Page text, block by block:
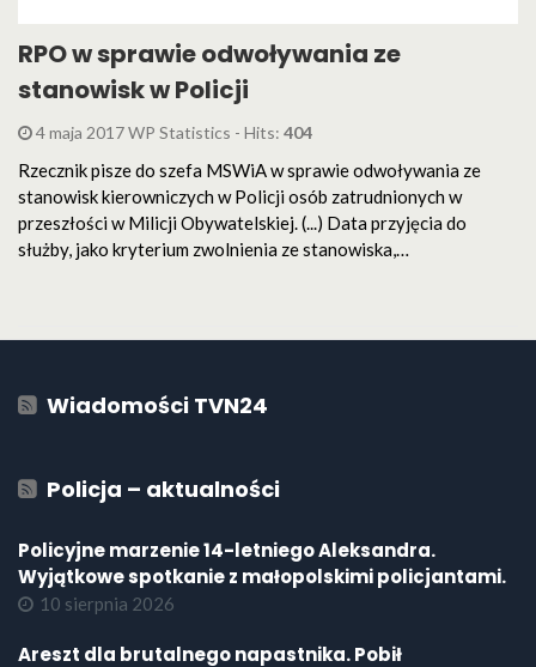
RPO w sprawie odwoływania ze
stanowisk w Policji
4 maja 2017 WP Statistics - Hits: 404
Rzecznik pisze do szefa MSWiA w sprawie odwoływania ze
stanowisk kierowniczych w Policji osób zatrudnionych w
przeszłości w Milicji Obywatelskiej. (...) Data przyjęcia do
służby, jako kryterium zwolnienia ze stanowiska,…
Wiadomości TVN24
Policja – aktualności
Policyjne marzenie 14-letniego Aleksandra.
Wyjątkowe spotkanie z małopolskimi policjantami.
10 sierpnia 2026
Areszt dla brutalnego napastnika. Pobił